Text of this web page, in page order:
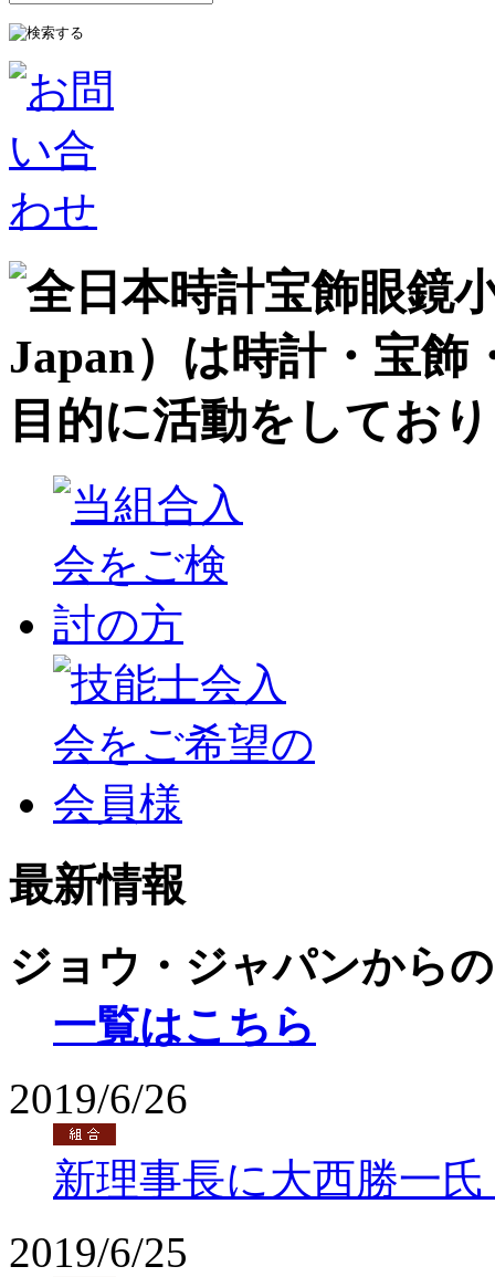
最新情報
ジョウ・ジャパンから
一覧はこちら
2019/6/26
新理事長に大西勝一
2019/6/25